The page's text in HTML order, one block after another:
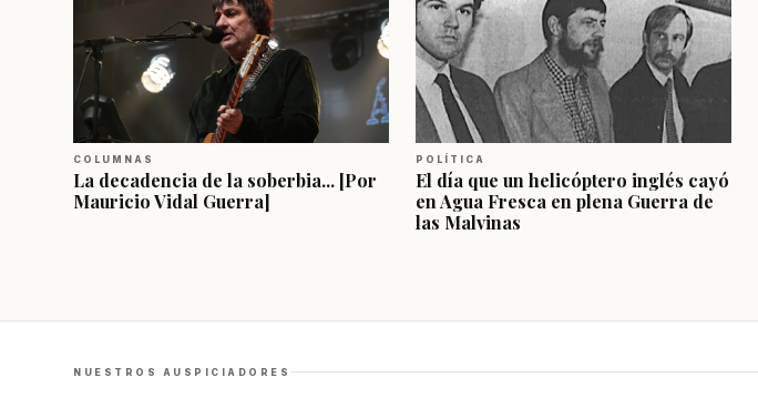
COLUMNAS
La decadencia de la soberbia... [Por
Mauricio Vidal Guerra]
POLÍTICA
El día que un helicóptero inglés cayó
en Agua Fresca en plena Guerra de
las Malvinas
NUESTROS AUSPICIADORES